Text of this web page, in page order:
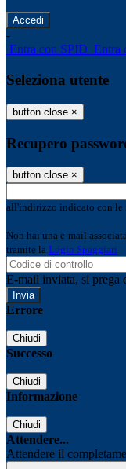
-
Entra con SPID Entra
Seleziona utente
button close ×
Recupero
button close ×
all'indirizzo indicato con le
Non hai una e-mail
tramite la Login Spaggiari
E-mail inviata, si prega
Errore
Chiudi
Successo
Chiudi
Informazione
Chiudi
Attendere...
Attendere il